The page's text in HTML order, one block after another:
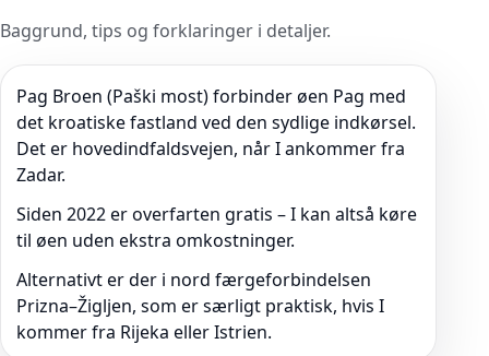
Baggrund, tips og forklaringer i detaljer.
Pag Broen (Paški most) forbinder øen Pag med
det kroatiske fastland ved den sydlige indkørsel.
Det er hovedindfaldsvejen, når I ankommer fra
Zadar.
Siden 2022 er overfarten gratis – I kan altså køre
til øen uden ekstra omkostninger.
Alternativt er der i nord færgeforbindelsen
Prizna–Žigljen, som er særligt praktisk, hvis I
kommer fra Rijeka eller Istrien.